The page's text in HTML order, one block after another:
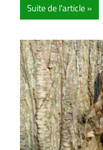
Suite de l'article